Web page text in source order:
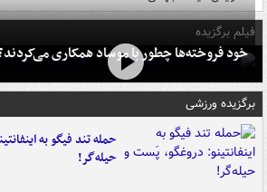
فیلم برگزیده
خود فروخته‌ها چطور با موساد همکاری
برگزیده ورزشی
حمله تند فیگو به
حیله‌گر!